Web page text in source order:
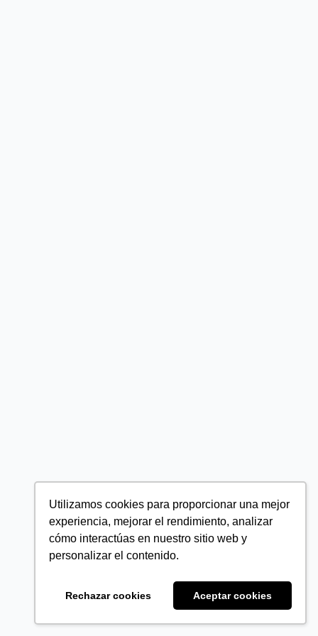
Utilizamos cookies para proporcionar una mejor
experiencia, mejorar el rendimiento, analizar
cómo interactúas en nuestro sitio web y
personalizar el contenido.
Rechazar cookies Aceptar cookies